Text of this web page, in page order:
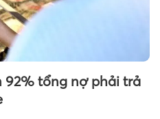
92% tổng nợ phải trả